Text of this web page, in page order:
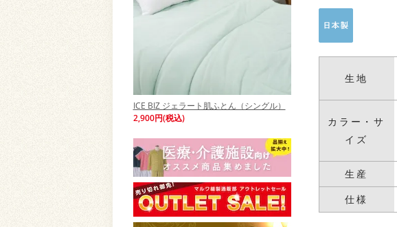
ICE BIZ ジェラート肌ふとん（シングル）
2,900円(税込)
生地
カラー・サ
イズ
生産
仕様